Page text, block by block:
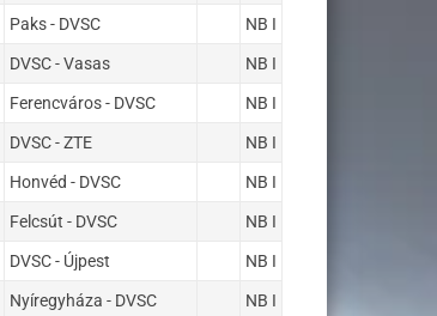
Paks - DVSC NB I
DVSC - Vasas NB I
Ferencváros - DVSC NB I
DVSC - ZTE NB I
Honvéd - DVSC NB I
Felcsút - DVSC NB I
DVSC - Újpest NB I
Nyíregyháza - DVSC NB I